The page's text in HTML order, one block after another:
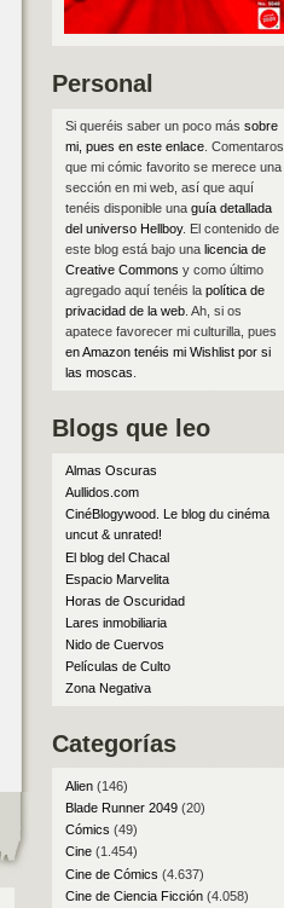
Personal
Si queréis saber un poco más sobre
mi, pues en este enlace. Comentaros
que mi cómic favorito se merece una
sección en mi web, así que aquí
tenéis disponible una guía detallada
del universo Hellboy. El contenido de
este blog está bajo una licencia de
Creative Commons y como último
agregado aquí tenéis la política de
privacidad de la web. Ah, si os
apatece favorecer mi culturilla, pues
en Amazon tenéis mi Wishlist por si
las moscas
Blogs que leo
Almas Oscuras
Aullidos.com
CinéBlogywood. Le blog du cinéma
uncut & unrated!
El blog del Chacal
Espacio Marvelita
Horas de Oscuridad
Lares inmobiliaria
Nido de Cuervos
Películas de Culto
Zona Negativa
Categorías
Alien(146)
Blade Runner 2049(20)
Cómics (49)
Cine(1.454)
Cine de Cómics (4.637)
Cine de Ciencia Ficción(4.058)